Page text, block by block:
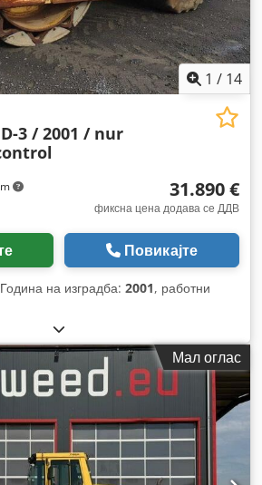
1 / 14
3 / 2001 / nur
31.890 €
фиксна цена додава се ДДВ
Повикајте
на изградба: 2001, работни
Мал оглас